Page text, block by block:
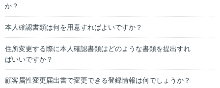
か？
本人確認書類は何を用意すればよいですか？
住所変更する際に本人確認書類はどのような書類を提出すれ
ばいいですか？
顧客属性変更届出書で変更できる登録情報は何でしょうか？